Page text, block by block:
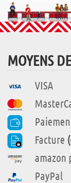
MOYENS
VISA
Facture
amazon
PayPal